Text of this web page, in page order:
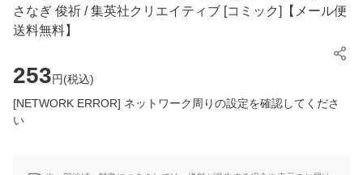
さなぎ 俊祈 / 集英社クリエイティブ [コミック]【メール便
送料無料】
253円(税込)
[NETWORK ERROR] ネットワーク周りの設定を確認してくださ
い